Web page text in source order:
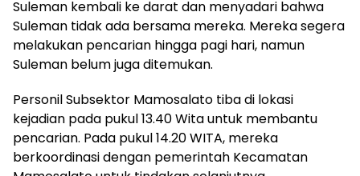
Suleman kembali ke darat dan menyadari bahwa
Suleman tidak ada bersama mereka. Mereka segera
melakukan pencarian hingga pagi hari, namun
Suleman belum juga ditemukan.
Personil Subsektor Mamosalato tiba di lokasi
kejadian pada pukul 13.40 Wita untuk membantu
pencarian. Pada pukul 14.20 WITA, mereka
berkoordinasi dengan pemerintah Kecamatan